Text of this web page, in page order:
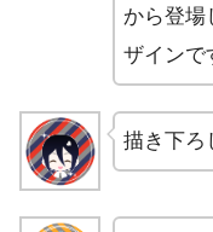
から登
ザインで
描き下ろ